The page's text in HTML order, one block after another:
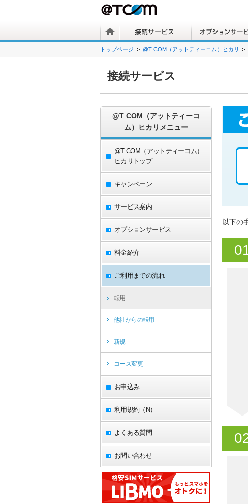
トップページ @T COM（アットティーコム）ヒカリ
接続サービス
@T COM（アットティーコ
ム）ヒカリメニュー
@T COM（アットティーコム）
ヒカリトップ
キャンペーン
サービス案内
オプションサービス
料金紹介
ご利用までの流れ
転用
他社からの転用
新規
コース変更
お申込み
利用規約（N）
よくある質問
お問い合わせ
以下の